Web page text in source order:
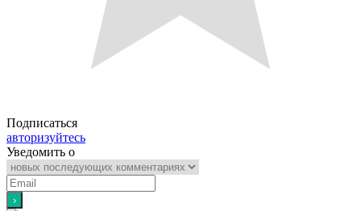
Подписаться
авторизуйтесь
Уведомить о